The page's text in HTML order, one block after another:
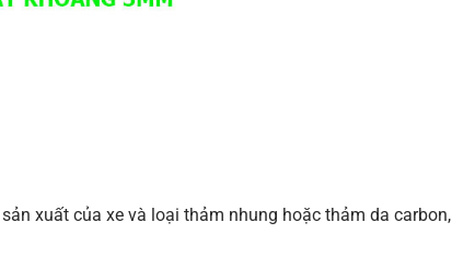
xuất của xe và loại thảm nhung hoặc thảm da carbon,